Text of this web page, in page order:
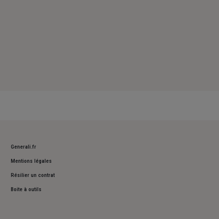
Generali.fr
Mentions légales
Résilier un contrat
Boite à outils